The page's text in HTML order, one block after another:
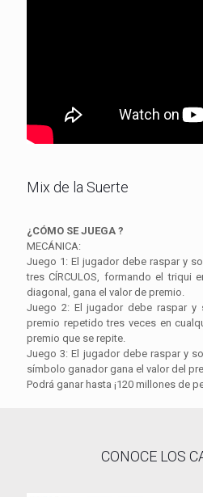
Mix de la Suerte
¿CÓMO SE JUEGA ?
MECÁNICA:
Juego 1: El jugador debe raspar y
tres CÍRCULOS, formando el triqui
diagonal, gana el valor de premio.
Juego 2: El jugador debe raspar y
premio repetido tres veces en
premio que se repite.
Juego 3: El jugador debe raspar y
símbolo ganador gana el valor del
Podrá ganar hasta ¡120 millones de
CONOCE LOS